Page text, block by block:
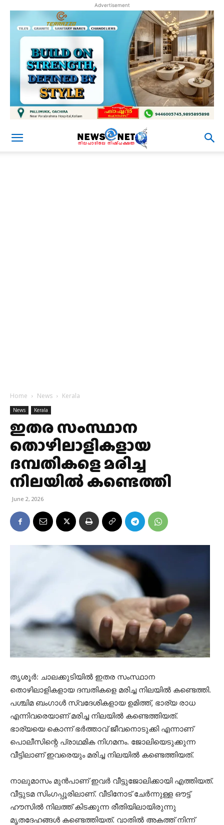
Advertisement
Home News Kerala
News Kerala
ഇതര സംസ്ഥാന
തൊഴിലാളികളായ
ദമ്പതികളെ മരിച്ച
നിലയിൽ കണ്ടെത്തി
June 2, 2026
തൃശൂർ: ചാലക്കുടിയിൽ ഇതര സംസ്ഥാന
തൊഴിലാളികളായ ദമ്പതികളെ മരിച്ച നിലയിൽ കണ്ടെത്തി.
പശ്ചിമ ബംഗാൾ സ്വദേശികളായ ഉമിത്ത്, ഭാര്യ രാധ
എന്നിവരെയാണ് മരിച്ച നിലയിൽ കണ്ടെത്തിയത്.
ഭാര്യയെ കൊന്ന് ഭർത്താവ് ജീവനൊടുക്കി എന്നാണ്
പൊലീസിന്റെ പ്രാഥമിക നിഗമനം. ജോലിയെടുക്കുന്ന
വീട്ടിലാണ് ഇവരെയും മരിച്ച നിലയില്‍ കണ്ടെത്തിയത്.
നാലുമാസം മുന്‍പാണ് ഇവര്‍ വീട്ടുജോലിക്കായി എത്തിയത്.
വീട്ടുടമ സിംഗപ്പൂരിലാണ്. വീടിനോട് ചേര്‍ന്നുള്ള ഔട്ട്
ഹൗസിൽ നിലത്ത് കിടക്കുന്ന രീതിയിലായിരുന്നു
മൃതദേഹങ്ങൾ കണ്ടെത്തിയത്. വാതില്‍ അകത്ത് നിന്ന്